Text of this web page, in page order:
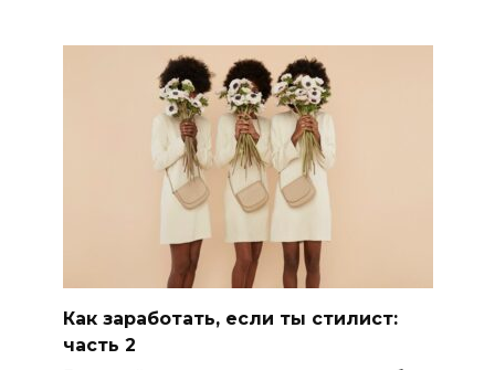
Как заработать, если ты стилист:
часть 2